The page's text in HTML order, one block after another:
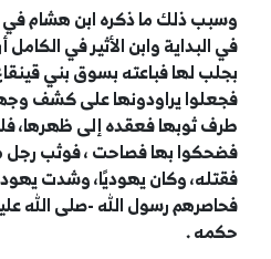
وسبب ذلك ما ذكره ابن هشام في
فيالبداية وابن الأثير في
بجلب لها فباعته بسوق بني
فجعلوا يراودونها على كشف
طرف ثوبها فعقده إلى ظهرها،
فضحكوا بها فصاحت ، فوثب رجل
فقتله، وكان يهوديًا، وشدت
فحاصرهم رسول الله -صلى الله
حكمه .